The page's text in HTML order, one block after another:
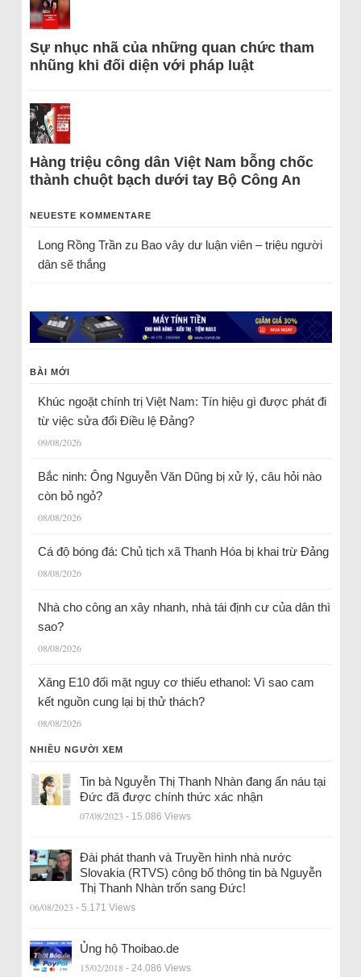
Sự nhục nhã của những quan chức tham
nhũng khi đối diện với pháp luật
Hàng triệu công dân Việt Nam bỗng chốc
thành chuột bạch dưới tay Bộ Công An
NEUESTE KOMMENTARE
Long Rồng Trầnzu Bao vây dư luận viên – triệu người
dân sẽ thắng
BÀI MỚI
Khúc ngoặt chính trị Việt Nam: Tín hiệu gì được phát đi
từ việc sửa đổi Điều lệ Đảng?
09/08/2026
Bắc ninh: Ông Nguyễn Văn Dũng bị xử lý, câu hỏi nào
còn bỏ ngỏ?
08/08/2026
Cá độ bóng đá: Chủ tịch xã Thanh Hóa bị khai trừ Đảng
08/08/2026
Nhà cho công an xây nhanh, nhà tái định cư của dân thì
sao?
08/08/2026
Xăng E10 đối mặt nguy cơ thiếu ethanol: Vì sao cam
kết nguồn cung lại bị thử thách?
08/08/2026
NHIỀU NGƯỜI XEM
Tin bà Nguyễn Thị Thanh Nhàn đang ẩn náu tại
Đức đã được chính thức xác nhận
07/08/2023 - 15.086 Views
Đài phát thanh và Truyền hình nhà nước
Slovakia (RTVS) công bố thông tin bà Nguyễn
Thị Thanh Nhàn trốn sang Đức!
06/08/2023 - 5.171 Views
Ủng hộ Thoibao.de
15/02/2018 - 24.086 Views